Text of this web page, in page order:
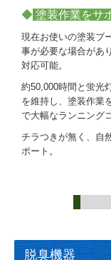
◆ 塗装作業をサ
現在お使いの塗装ブ
事が必要な場合があ
対応可能。
約50,000時間と蛍光
を維持し、塗装作業
で大幅なランニング
チラつきが無く、自
ポート。
脱臭機器